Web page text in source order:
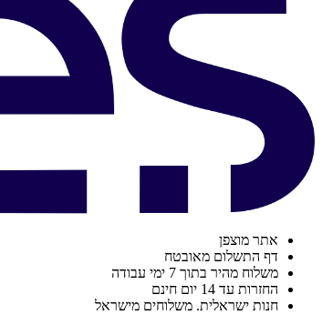
אתר מוצפן
דף התשלום מאובטח
משלוח מהיר בתוך 7 ימי עבודה
החזרות עד 14 יום חינם
חנות ישראלית. משלוחים מישראל